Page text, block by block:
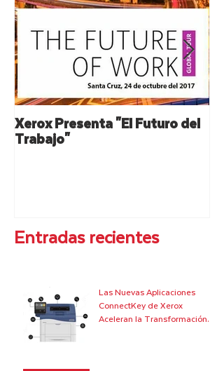
Xerox Presenta "El Futuro del
Trabajo"
Entradas recientes
Las Nuevas Aplicaciones
ConnectKey de Xerox
Aceleran la Transformación